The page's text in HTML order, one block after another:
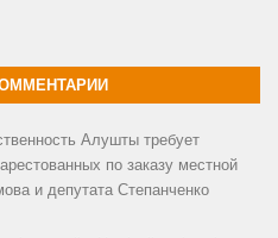
Алушты требует
по заказу местной
и депутата Степанченко